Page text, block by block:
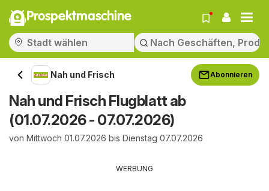
Prospektmaschine
Nah und Frisch Abonnieren
Nah und Frisch Flugblatt ab
(01.07.2026 - 07.07.2026)
von Mittwoch 01.07.2026 bis Dienstag 07.07.2026
WERBUNG